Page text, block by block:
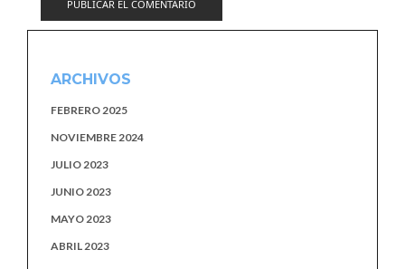
ARCHIVOS
FEBRERO 2025
NOVIEMBRE 2024
JULIO 2023
JUNIO 2023
MAYO 2023
ABRIL 2023